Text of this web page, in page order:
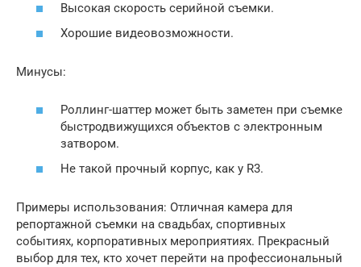
Высокая скорость серийной съемки.
Хорошие видеовозможности.
Минусы:
Роллинг-шаттер может быть заметен при съемке
быстродвижущихся объектов с электронным
затвором.
Не такой прочный корпус, как у R3.
Примеры использования: Отличная камера для
репортажной съемки на свадьбах, спортивных
событиях, корпоративных мероприятиях. Прекрасный
выбор для тех, кто хочет перейти на профессиональный